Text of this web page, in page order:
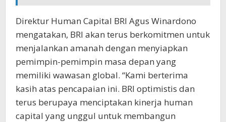
Direktur Human Capital BRI Agus Winardono
mengatakan, BRI akan terus berkomitmen untuk
menjalankan amanah dengan menyiapkan
pemimpin-pemimpin masa depan yang
memiliki wawasan global. “Kami berterima
kasih atas pencapaian ini. BRI optimistis dan
terus berupaya menciptakan kinerja human
capital yang unggul untuk membangun